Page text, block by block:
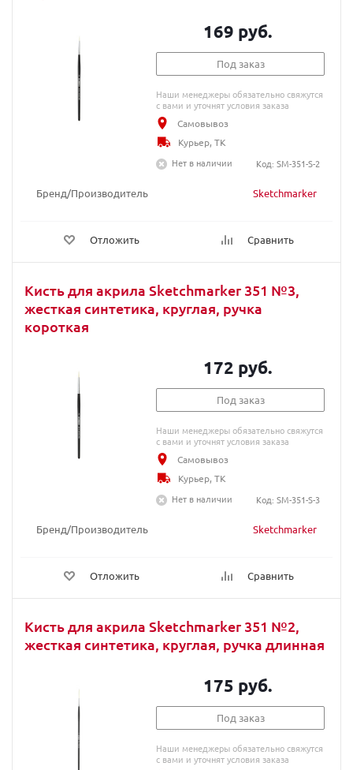
Бренд/Производитель Sketchmarker
Отложить Сравнить
169 руб.
Под заказ
Наши менеджеры обязательно свяжутся
с вами и уточнят условия заказа
Самовывоз
Курьер, ТК
Нет в наличии
Код: SM-351-S-2
Кисть для акрила Sketchmarker 351 №3,
жесткая синтетика, круглая, ручка
короткая
Бренд/Производитель Sketchmarker
Отложить Сравнить
172 руб.
Под заказ
Наши менеджеры обязательно свяжутся
с вами и уточнят условия заказа
Самовывоз
Курьер, ТК
Нет в наличии
Код: SM-351-S-3
Кисть для акрила Sketchmarker 351 №2,
жесткая синтетика, круглая, ручка длинная
175 руб.
Под заказ
Наши менеджеры обязательно свяжутся
с вами и уточнят условия заказа